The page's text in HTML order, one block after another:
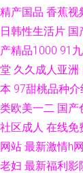
精产国品 香蕉视
日韩性生活片 国
产精品1000 91
堂 久久成人亚洲
本 97甜桃品种介
类欧美一二 国产
社区成人 在线免
网站 最新激情h
老妇 最新福利影